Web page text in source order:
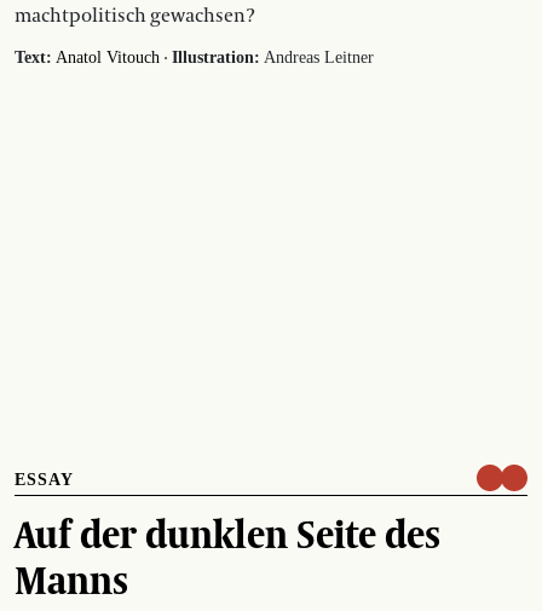
machtpolitisch gewachsen?
Text: Anatol Vitouch · Illustration: Andreas Leitner
ESSAY
Auf der dunklen Seite des
Manns